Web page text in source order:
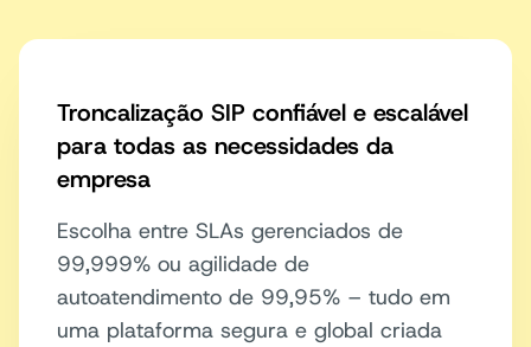
Troncalização SIP confiável e escalável
para todas as necessidades da
empresa
Escolha entre SLAs gerenciados de
99,999% ou agilidade de
autoatendimento de 99,95% – tudo em
uma plataforma segura e global criada